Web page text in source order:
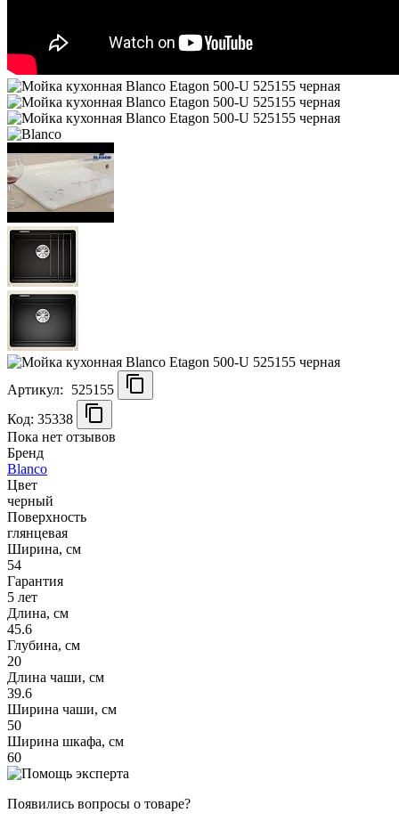
Артикул:
525155
Код: 35338
Пока нет отзывов
Бренд
Blanco
Цвет
черный
Поверхность
глянцевая
Ширина, см
54
Гарантия
5 лет
Длина, см
45.6
Глубина, см
20
Длина чаши, см
39.6
Ширина чаши, см
50
Ширина шкафа, см
60
Появились вопросы о товаре?